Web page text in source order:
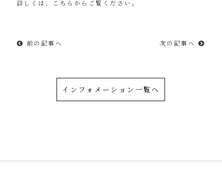
詳しくは、こちらからご覧ください。
前の記事へ 次の記事へ
インフォメーション一覧へ